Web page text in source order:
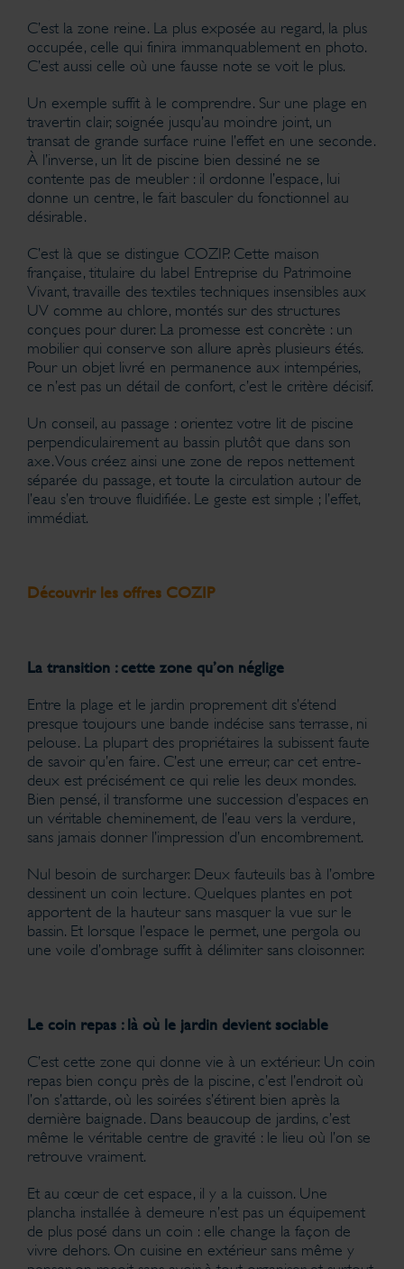
C’est la zone reine. La plus exposée au regard, la plus
occupée, celle qui finira immanquablement en photo.
C’est aussi celle où une fausse note se voit le plus.
Un exemple suffit à le comprendre. Sur une plage en
travertin clair, soignée jusqu’au moindre joint, un
transat de grande surface ruine l’effet en une seconde.
À l’inverse, un lit de piscine bien dessiné ne se
contente pas de meubler : il ordonne l’espace, lui
donne un centre, le fait basculer du fonctionnel au
désirable.
C’est là que se distingue COZIP. Cette maison
française, titulaire du label Entreprise du Patrimoine
Vivant, travaille des textiles techniques insensibles aux
UV comme au chlore, montés sur des structures
conçues pour durer. La promesse est concrète : un
mobilier qui conserve son allure après plusieurs étés.
Pour un objet livré en permanence aux intempéries,
ce n’est pas un détail de confort, c’est le critère décisif.
Un conseil, au passage : orientez votre lit de piscine
perpendiculairement au bassin plutôt que dans son
axe. Vous créez ainsi une zone de repos nettement
séparée du passage, et toute la circulation autour de
l’eau s’en trouve fluidifiée. Le geste est simple ; l’effet,
immédiat.
Découvrir les offres COZIP
La transition : cette zone qu’on néglige
Entre la plage et le jardin proprement dit s’étend
presque toujours une bande indécise sans terrasse, ni
pelouse. La plupart des propriétaires la subissent faute
de savoir qu’en faire. C’est une erreur, car cet entre-
deux est précisément ce qui relie les deux mondes.
Bien pensé, il transforme une succession d’espaces en
un véritable cheminement, de l’eau vers la verdure,
sans jamais donner l’impression d’un encombrement.
Nul besoin de surcharger. Deux fauteuils bas à l’ombre
dessinent un coin lecture. Quelques plantes en pot
apportent de la hauteur sans masquer la vue sur le
bassin. Et lorsque l’espace le permet, une pergola ou
une voile d’ombrage suffit à délimiter sans cloisonner.
Le coin repas : là où le jardin devient sociable
C’est cette zone qui donne vie à un extérieur. Un coin
repas bien conçu près de la piscine, c’est l’endroit où
l’on s’attarde, où les soirées s’étirent bien après la
dernière baignade. Dans beaucoup de jardins, c’est
même le véritable centre de gravité : le lieu où l’on se
retrouve vraiment.
Et au cœur de cet espace, il y a la cuisson. Une
plancha installée à demeure n’est pas un équipement
de plus posé dans un coin : elle change la façon de
vivre dehors. On cuisine en extérieur sans même y